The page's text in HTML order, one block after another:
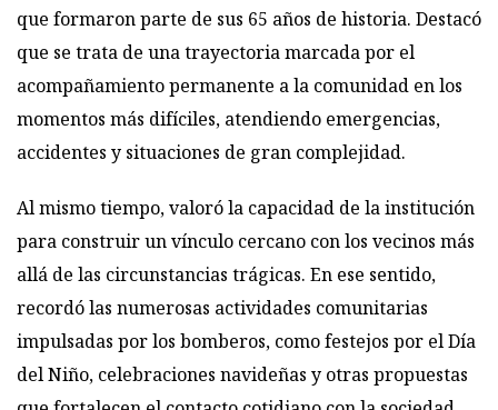
que formaron parte de sus 65 años de historia. Destacó
que se trata de una trayectoria marcada por el
acompañamiento permanente a la comunidad en los
momentos más difíciles, atendiendo emergencias,
accidentes y situaciones de gran complejidad.
Al mismo tiempo, valoró la capacidad de la institución
para construir un vínculo cercano con los vecinos más
allá de las circunstancias trágicas. En ese sentido,
recordó las numerosas actividades comunitarias
impulsadas por los bomberos, como festejos por el Día
del Niño, celebraciones navideñas y otras propuestas